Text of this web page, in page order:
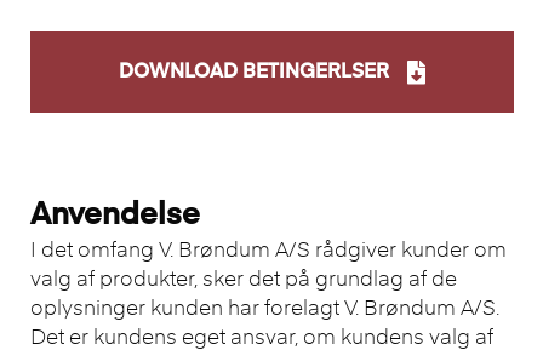
DOWNLOAD BETINGERLSER
Anvendelse
I det omfang V. Brøndum A/S rådgiver kunder om
valg af produkter, sker det på grundlag af de
oplysninger kunden har forelagt V. Brøndum A/S.
Det er kundens eget ansvar, om kundens valg af